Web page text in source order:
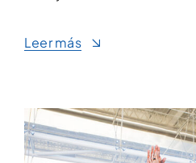
Leer más